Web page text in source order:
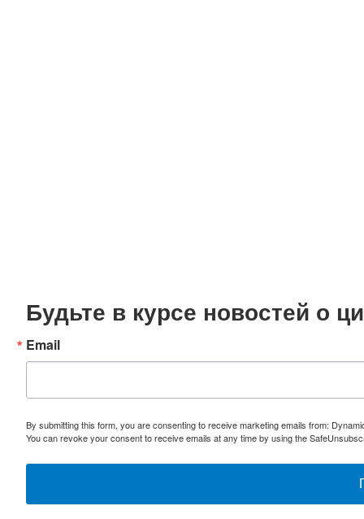
Будьте в курсе новостей о
Email
By submitting this form, you are consenting to receive marketing emails from:
You can revoke your consent to receive emails at any time by using the